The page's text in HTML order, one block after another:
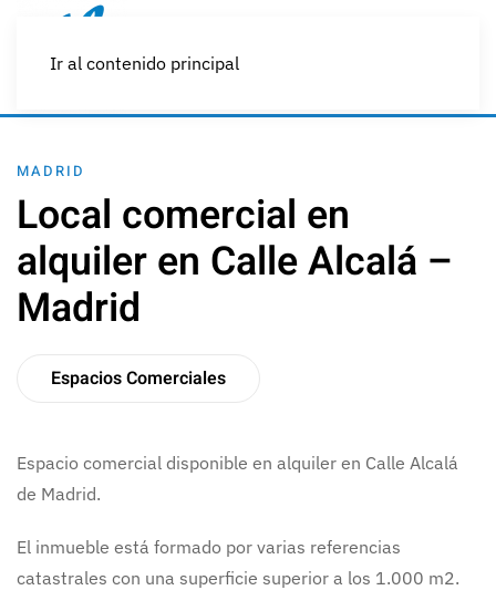
Ir al contenido principal
MADRID
Local comercial en
alquiler en Calle Alcalá –
Madrid
Espacios Comerciales
Espacio comercial disponible en alquiler en Calle Alcalá
de Madrid.
El inmueble está formado por varias referencias
catastrales con una superficie superior a los 1.000 m2.